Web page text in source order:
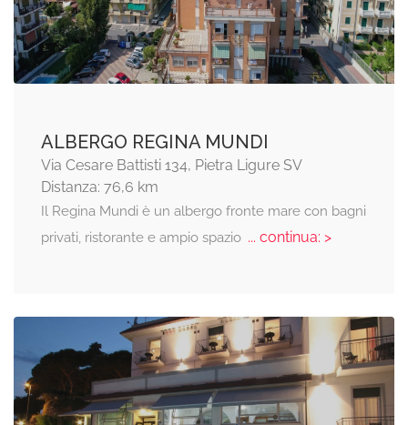
ALBERGO REGINA MUNDI
Via Cesare Battisti 134, Pietra Ligure SV
Distanza: 76,6 km
Il Regina Mundi è un albergo fronte mare con bagni
privati, ristorante e ampio spazio... continua: >